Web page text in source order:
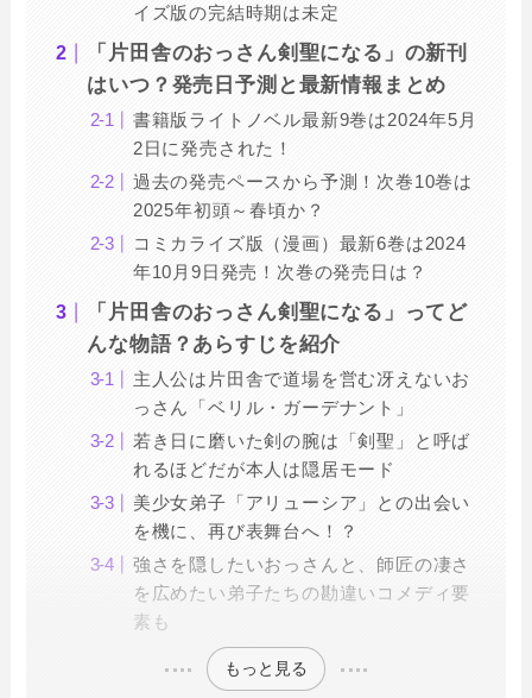
イズ版の完結時期は未定
「片田舎のおっさん剣聖になる」の新刊
はいつ？発売日予測と最新情報まとめ
書籍版ライトノベル最新9巻は2024年5月
2日に発売された！
過去の発売ペースから予測！次巻10巻は
2025年初頭～春頃か？
コミカライズ版（漫画）最新6巻は2024
年10月9日発売！次巻の発売日は？
「片田舎のおっさん剣聖になる」ってど
んな物語？あらすじを紹介
主人公は片田舎で道場を営む冴えないお
っさん「ベリル・ガーデナント」
若き日に磨いた剣の腕は「剣聖」と呼ば
れるほどだが本人は隠居モード
美少女弟子「アリューシア」との出会い
を機に、再び表舞台へ！？
強さを隠したいおっさんと、師匠の凄さ
を広めたい弟子たちの勘違いコメディ要
素も
もっと見る